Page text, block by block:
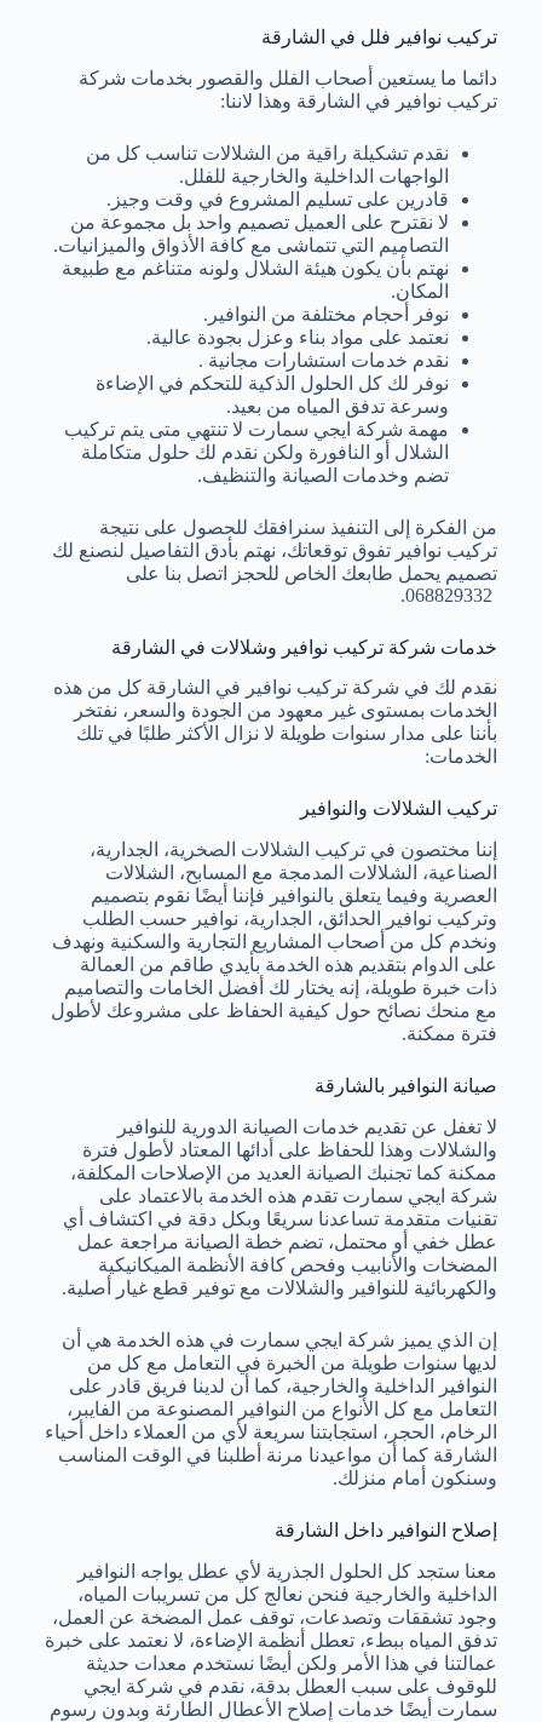
تركيب نوافير فلل في الشارقة
دائما ما يستعين أصحاب الفلل والقصور بخدمات شركة
تركيب نوافير في الشارقة وهذا لاننا:
نقدم تشكيلة راقية من الشلالات تناسب كل من
الواجهات الداخلية والخارجية للفلل.
قادرين على تسليم المشروع في وقت وجيز.
لا نقترح على العميل تصميم واحد بل مجموعة من
التصاميم التي تتماشى مع كافة الأذواق والميزانيات.
نهتم بأن يكون هيئة الشلال ولونه متناغم مع طبيعة
المكان.
نوفر أحجام مختلفة من النوافير.
نعتمد على مواد بناء وعزل بجودة عالية.
نقدم خدمات استشارات مجانية .
نوفر لك كل الحلول الذكية للتحكم في الإضاءة
وسرعة تدفق المياه من بعيد.
مهمة شركة ايجي سمارت لا تنتهي متى يتم تركيب
الشلال أو النافورة ولكن نقدم لك حلول متكاملة
تضم وخدمات الصيانة والتنظيف.
من الفكرة إلى التنفيذ سنرافقك للحصول على نتيجة
تركيب نوافير تفوق توقعاتك، نهتم بأدق التفاصيل لنصنع لك
تصميم يحمل طابعك الخاص للحجز اتصل بنا على
خدمات شركة تركيب نوافير وشلالات في الشارقة
نقدم لك في شركة تركيب نوافير في الشارقة كل من هذه
الخدمات بمستوى غير معهود من الجودة والسعر، نفتخر
بأننا على مدار سنوات طويلة لا نزال الأكثر طلبًا في تلك
الخدمات:
تركيب الشلالات والنوافير
إننا مختصون في تركيب الشلالات الصخرية، الجدارية،
الصناعية، الشلالات المدمجة مع المسابح، الشلالات
العصرية وفيما يتعلق بالنوافير فإننا أيضًا نقوم بتصميم
وتركيب نوافير الحدائق، الجدارية، نوافير حسب الطلب
ونخدم كل من أصحاب المشاريع التجارية والسكنية ونهدف
على الدوام بتقديم هذه الخدمة بأيدي طاقم من العمالة
ذات خبرة طويلة، إنه يختار لك أفضل الخامات والتصاميم
مع منحك نصائح حول كيفية الحفاظ على مشروعك لأطول
فترة ممكنة.
صيانة النوافير بالشارقة
لا تغفل عن تقديم خدمات الصيانة الدورية للنوافير
والشلالات وهذا للحفاظ على أدائها المعتاد لأطول فترة
ممكنة كما تجنبك الصيانة العديد من الإصلاحات المكلفة،
شركة ايجي سمارت تقدم هذه الخدمة بالاعتماد على
تقنيات متقدمة تساعدنا سريعًا وبكل دقة في اكتشاف أي
عطل خفي أو محتمل، تضم خطة الصيانة مراجعة عمل
المضخات والأنابيب وفحص كافة الأنظمة الميكانيكية
والكهربائية للنوافير والشلالات مع توفير قطع غيار أصلية.
إن الذي يميز شركة ايجي سمارت في هذه الخدمة هي أن
لديها سنوات طويلة من الخبرة في التعامل مع كل من
النوافير الداخلية والخارجية، كما أن لدينا فريق قادر على
التعامل مع كل الأنواع من النوافير المصنوعة من الفايبر،
الرخام، الحجر، استجابتنا سريعة لأي من العملاء داخل أحياء
الشارقة كما أن مواعيدنا مرنة أطلبنا في الوقت المناسب
وسنكون أمام منزلك.
إصلاح النوافير داخل الشارقة
معنا ستجد كل الحلول الجذرية لأي عطل يواجه النوافير
الداخلية والخارجية فنحن نعالج كل من تسريبات المياه،
وجود تشققات وتصدعات، توقف عمل المضخة عن العمل،
تدفق المياه ببطء، تعطل أنظمة الإضاءة، لا نعتمد على خبرة
عمالتنا في هذا الأمر ولكن أيضًا نستخدم معدات حديثة
للوقوف على سبب العطل بدقة، نقدم في شركة ايجي
سمارت أيضًا خدمات إصلاح الأعطال الطارئة وبدون رسوم